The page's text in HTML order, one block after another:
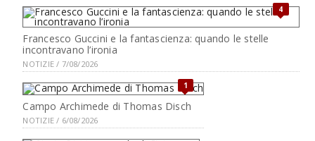
4
Francesco Guccini e la fantascienza: quando le stelle
incontravano l’ironia
NOTIZIE / 7/08/2026
1
Campo Archimede di Thomas Disch
NOTIZIE / 6/08/2026